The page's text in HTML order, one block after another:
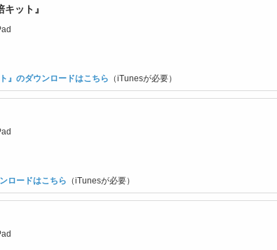
ット』
』のダウンロードはこちら （iTunesが必要）
ロードはこちら （iTunesが必要）